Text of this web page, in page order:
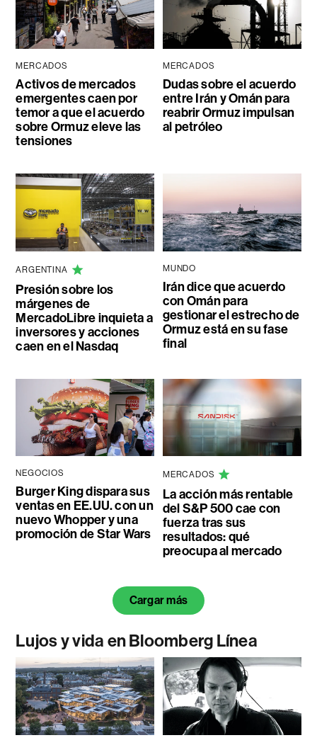
MERCADOS
Activos de mercados
emergentes caen por
temor a que el acuerdo
sobre Ormuz eleve las
tensiones
MERCADOS
Dudas sobre el acuerdo
entre Irán y Omán para
reabrir Ormuz impulsan
al petróleo
ARGENTINA
Presión sobre los
márgenes de
MercadoLibre inquieta a
inversores y acciones
caen en el Nasdaq
MUNDO
Irán dice que acuerdo
con Omán para
gestionar el estrecho de
Ormuz está en su fase
final
NEGOCIOS
Burger King dispara sus
ventas en EE.UU. con un
nuevo Whopper y una
promoción de Star Wars
MERCADOS
La acción más rentable
del S&P 500 cae con
fuerza tras sus
resultados: qué
preocupa al mercado
Cargar más
Lujos y vida en Bloomberg Línea